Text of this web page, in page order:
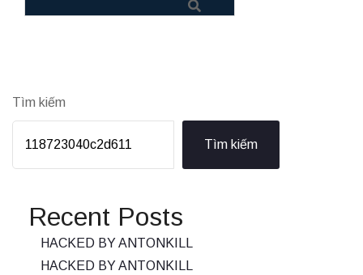
Tìm kiếm
Tìm kiếm
Recent Posts
HACKED BY ANTONKILL
HACKED BY ANTONKILL